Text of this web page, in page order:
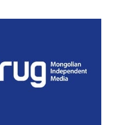
шүүхэд шилжүүлжээ